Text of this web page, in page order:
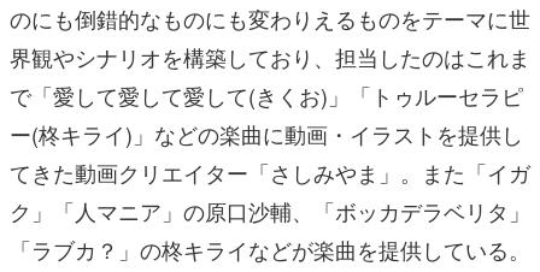
のにも倒錯的なものにも変わりえるものをテーマに世
界観やシナリオを構築しており、担当したのはこれま
で「愛して愛して愛して(きくお)」「トゥルーセラピ
ー(柊キライ)」などの楽曲に動画・イラストを提供し
てきた動画クリエイター「さしみやま」。また「イガ
ク」「人マニア」の原口沙輔、「ボッカデラベリタ」
「ラブカ？」の柊キライなどが楽曲を提供している。